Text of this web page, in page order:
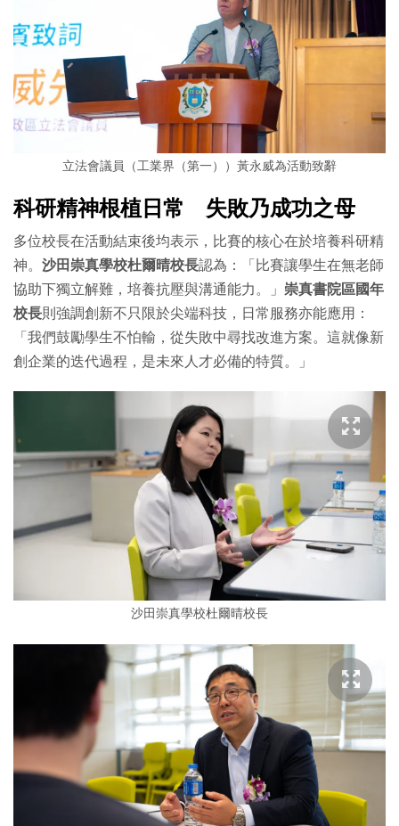
立法會議員（工業界（第一））黃永威為活動致辭
科研精神根植日常 失敗乃成功之母
多位校長在活動結束後均表示，比賽的核心在於培養科研精
神。 沙田崇真學校杜爾晴校長認為：「比賽讓學生在無老師
協助下獨立解難，培養抗壓與溝通能力。」 崇真書院區國年
校長則強調創新不只限於尖端科技，日常服務亦能應用：
「我們鼓勵學生不怕輸，從失敗中尋找改進方案。這就像新
創企業的迭代過程，是未來人才必備的特質。」
沙田崇真學校杜爾晴校長